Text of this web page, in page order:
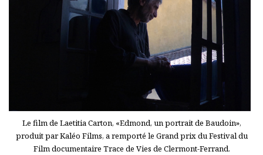
Le film de Laetitia Carton, «Edmond, un portrait de Baudoin»,
produit par Kaléo Films, a remporté le Grand prix du Festival du
Film documentaire Trace de Vies de Clermont-Ferrand.